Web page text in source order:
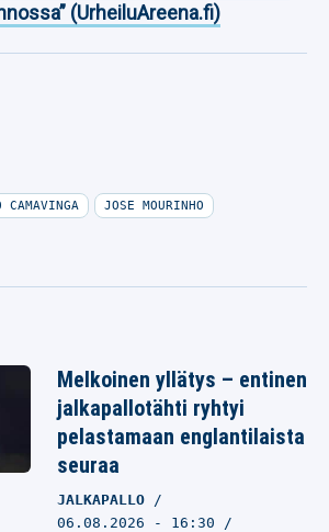
(UrheiluAreena.fi)
CAMAVINGA JOSE MOURINHO
Melkoinen yllätys – entinen
jalkapallotähti ryhtyi
pelastamaan englantilaista
seuraa
JALKAPALLO
06.08.2026 - 16:30